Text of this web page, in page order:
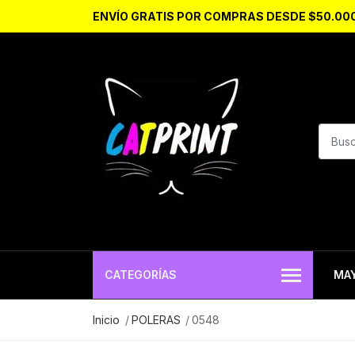
ENVÍO GRATIS POR COMPRAS DESDE
CATEGORÍAS
Inicio POLERAS 0548